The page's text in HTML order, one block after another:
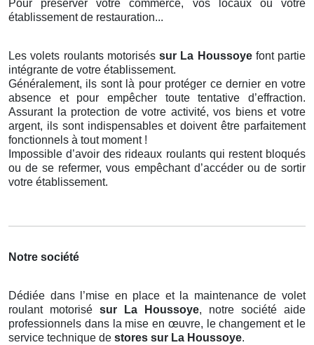
Pour préserver votre commerce, vos locaux ou votre
établissement de restauration...
Les volets roulants motorisés sur La Houssoye font partie
intégrante de votre établissement.
Généralement, ils sont là pour protéger ce dernier en votre
absence et pour empêcher toute tentative d’effraction.
Assurant la protection de votre activité, vos biens et votre
argent, ils sont indispensables et doivent être parfaitement
fonctionnels à tout moment !
Impossible d’avoir des rideaux roulants qui restent bloqués
ou de se refermer, vous empêchant d’accéder ou de sortir
votre établissement.
Notre société
Dédiée dans l’mise en place et la maintenance de volet
roulant motorisé sur La Houssoye, notre société aide
professionnels dans la mise en œuvre, le changement et le
service technique de stores sur La Houssoye.